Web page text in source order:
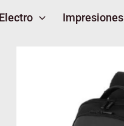
Impresiones